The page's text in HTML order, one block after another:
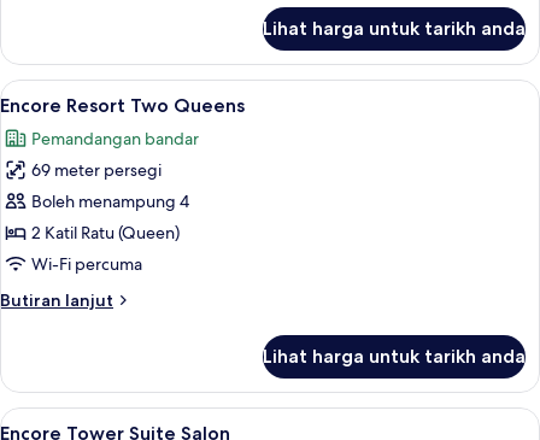
Panoramic
View
King
Lihat harga untuk tarikh anda
Lihat
semua
foto
untuk
Encore
Resort
Two
Peralatan tempat tidur premium,
5
Encore Resort Two Queens
Pemandangan bandar
69 meter persegi
Boleh menampung 4
2 Katil Ratu (Queen)
Wi-Fi percuma
Butiran lanjut
Butiran
Resort
Two
Queens
Lihat harga untuk tarikh anda
Lihat
Peralatan tempat tidur premium,
4
Encore Tower Suite Salon